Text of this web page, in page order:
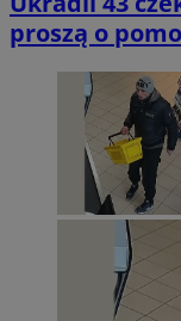
proszą o